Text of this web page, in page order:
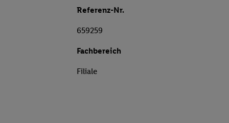
Referenz-Nr.
659259
Fachbereich
Filiale